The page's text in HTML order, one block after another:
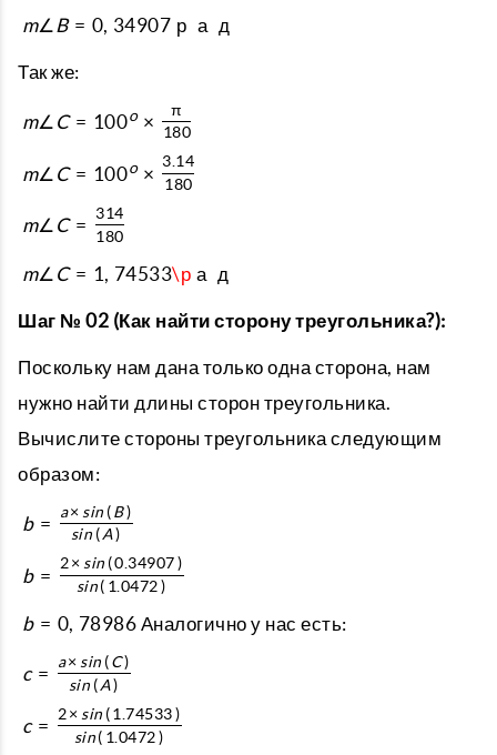
m∠ B = 0 34907 р а д
Так же:
m∠ C = 100o ×
π
180
m∠ C = 100o ×
3.14
180
m∠ C =
314
180
m∠ C = 1 74533\р а д
Шаг № 02 (Как найти сторону треугольника?):
Поскольку нам дана только одна сторона, нам
нужно найти длины сторон треугольника.
Вычислите стороны треугольника следующим
образом:
b =
a× sin (B)
sin (A)
b =
2×sin (0.34907)
sin( 1.0472)
b = 0, 78986 Аналогично у нас есть:
c =
a× sin (C)
sin (A)
c =
2× sin (1.74533)
sin( 1.0472)